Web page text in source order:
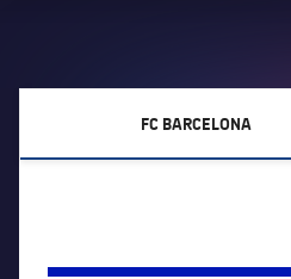
FC BARCELONA